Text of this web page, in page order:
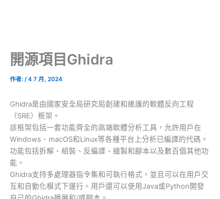
開源項目Ghidra
作者: /4 7 月, 2024
Ghidra是由國家安全局研究局創建和維護的軟體反向工程
（SRE）框架。
該框架包括一套功能齊全的高端軟體分析工具，允許用戶在
Windows、macOS和Linux等各種平台上分析已編譯的代碼。
功能包括拆解、組裝、反編譯、繪製和腳本以及數百個其他功
能。
Ghidra支持多處理器指令集和可執行格式，並且可以在用戶交
互和自動化模式下運行。用戶還可以使用Java或Python開發